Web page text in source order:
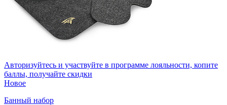
Авторизуйтесь и участвуйте в программе лояльности, копите
баллы, получайте скидки
Новое
Банный набор